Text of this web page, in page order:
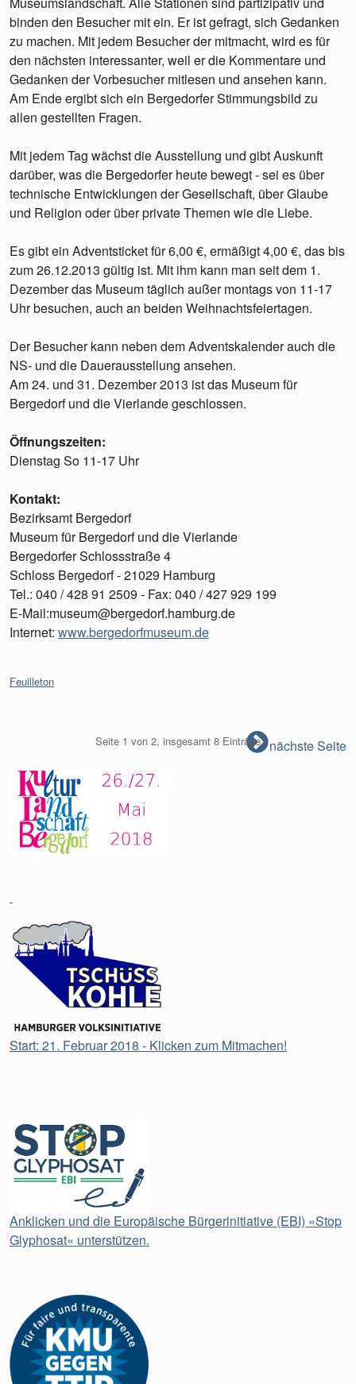
binden den Besucher mit ein. Er ist gefragt, sich Gedanken
zu machen. Mit jedem Besucher der mitmacht, wird es für
den nächsten interessanter, weil er die Kommentare und
Gedanken der Vorbesucher mitlesen und ansehen kann.
Am Ende ergibt sich ein Bergedorfer Stimmungsbild zu
allen gestellten Fragen.
Mit jedem Tag wächst die Ausstellung und gibt Auskunft
darüber, was die Bergedorfer heute bewegt - sei es über
technische Entwicklungen der Gesellschaft, über Glaube
und Religion oder über private Themen wie die Liebe.
Es gibt ein Adventsticket für 6,00 €, ermäßigt 4,00 €, das bis
zum 26.12.2013 gültig ist. Mit ihm kann man seit dem 1.
Dezember das Museum täglich außer montags von 11-17
Uhr besuchen, auch an beiden Weihnachtsfeiertagen.
Der Besucher kann neben dem Adventskalender auch die
NS- und die Dauerausstellung ansehen.
Am 24. und 31. Dezember 2013 ist das Museum für
Bergedorf und die Vierlande geschlossen.
Öffnungszeiten:
Dienstag So 11-17 Uhr
Kontakt:
Bezirksamt Bergedorf
Museum für Bergedorf und die Vierlande
Bergedorfer Schlossstraße 4
Schloss Bergedorf - 21029 Hamburg
Tel.: 040 / 428 91 2509 - Fax: 040 / 427 929 199
E-Mail:museum@bergedorf.hamburg.de
Internet: www.bergedorfmuseum.de
Kategorien:
Feuilleton
Seite 1 von 2, insgesamt 8 Einträge nächste Seite
Start: 21. Februar 2018 - Klicken zum Mitmachen!
Anklicken und die Europäische Bürgerinitiative (EBI) »Stop
Glyphosat« unterstützen.